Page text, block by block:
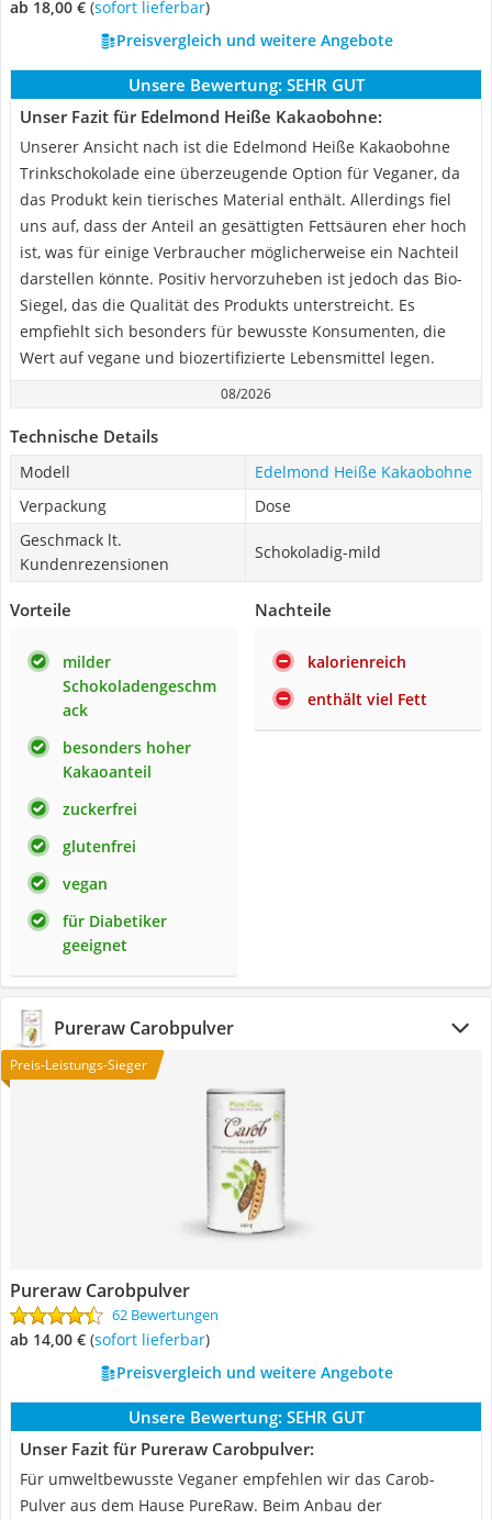
ab 18,00 € ( Sofort lieferbar)
Preisvergleich und weitere Angebote
Unsere Bewertung: SEHR GUT
Unser Fazit für Edelmond Heiße Kakaobohne:
Unserer Ansicht nach ist die Edelmond Heiße Kakaobohne
Trinkschokolade eine überzeugende Option für Veganer, da
das Produkt kein tierisches Material enthält. Allerdings fiel
uns auf, dass der Anteil an gesättigten Fettsäuren eher hoch
ist, was für einige Verbraucher möglicherweise ein Nachteil
darstellen könnte. Positiv hervorzuheben ist jedoch das Bio-
Siegel, das die Qualität des Produkts unterstreicht. Es
empfiehlt sich besonders für bewusste Konsumenten, die
Wert auf vegane und biozertifizierte Lebensmittel legen.
08/2026
Technische Details
Modell
Edelmond Heiße Kakaobohne
Verpackung
Dose
Geschmack lt.
Kundenrezensionen
Schokoladig-mild
Vorteile
milder
Schokoladengeschm
ack
besonders hoher
Kakaoanteil
zuckerfrei
glutenfrei
vegan
für Diabetiker
geeignet
Nachteile
kalorienreich
enthält viel Fett
Pureraw Carobpulver
Preis-Leistungs-Sieger
Pureraw Carobpulver
62 Bewertungen
ab 14,00 € ( Sofort lieferbar)
Preisvergleich und weitere Angebote
Unsere Bewertung: SEHR GUT
Unser Fazit für Pureraw Carobpulver:
Für umweltbewusste Veganer empfehlen wir das Carob-
Pulver aus dem Hause PureRaw. Beim Anbau der